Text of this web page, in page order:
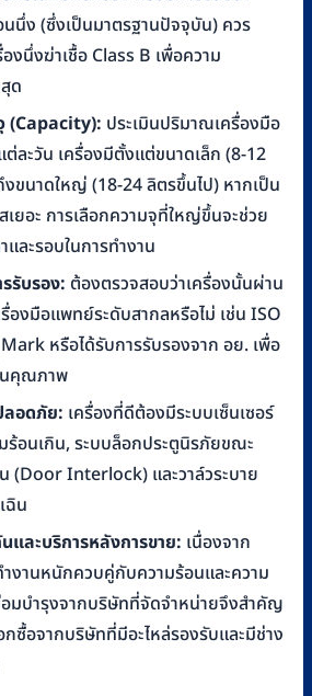
นึ่ง (ซึ่งเป็นมาตรฐานปัจจุบัน) ควร
องนึ่งฆ่าเชื้อ Class B เพื่อความ
ด
(Capacity): ประเมินปริมาณเครื่องมือ
ละวัน เครื่องมีตั้งแต่ขนาดเล็ก (8-12
ขนาดใหญ่ (18-24 ลิตรขึ้นไป) หากเป็น
ยอะ การเลือกความจุที่ใหญ่ขึ้นจะช่วย
และรอบในการทำงาน
รับรอง: ต้องตรวจสอบว่าเครื่องนั้นผ่าน
องมือแพทย์ระดับสากลหรือไม่ เช่น ISO
หรือได้รับการรับรองจาก อย. เพื่อ
นคุณภาพ
ลอดภัย: เครื่องที่ดีต้องมีระบบเซ็นเซอร์
ร้อนเกิน, ระบบล็อกประตูนิรภัยขณะ
(Door Interlock) และวาล์วระบาย
ฉิน
และบริการหลังการขาย: เนื่องจาก
งานหนักควบคู่กับความร้อนและความ
มบำรุงจากบริษัทที่จัดจำหน่ายจึงสำคัญ
กซื้อจากบริษัทที่มีอะไหล่รองรับและมีช่าง